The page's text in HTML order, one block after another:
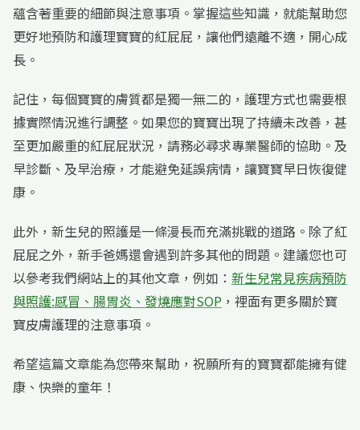
蘊含著重要的細節與注意事項。掌握這些知識，就能幫助您
更好地預防和護理寶寶的紅屁屁，讓他們遠離不適，開心成
長。
記住，每個寶寶的膚質都是獨一無二的，護理方式也需要根
據實際情況進行調整。如果您的寶寶出現了持續未改善，甚
至更加嚴重的紅屁屁狀況，請務必尋求專業醫師的協助。及
早診斷、及早治療，才能避免延誤病情，讓寶寶早日恢復健
康。
此外，新生兒的照護是一條漫長而充滿挑戰的道路。除了紅
屁屁之外，新手爸媽還會遇到許多其他的問題。建議您也可
以參考我們網站上的其他文章，例如： 新生兒常見疾病預防
與照護:感冒、腸胃炎、發燒應對SOP ，裡面有更多關於寶
寶皮膚護理的注意事項。
希望這篇文章能為您帶來幫助，祝願所有的寶寶都能擁有健
康、快樂的童年！